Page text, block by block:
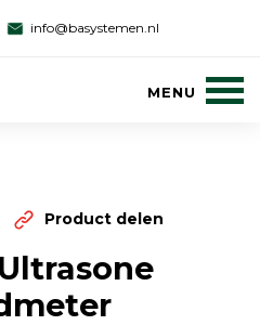
info@basystemen.nl
Product delen